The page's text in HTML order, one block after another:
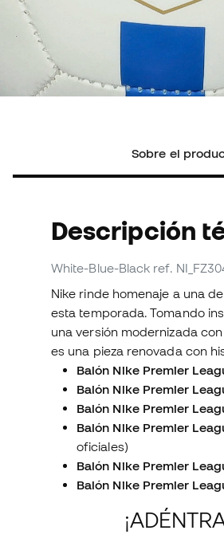
Sobre el
Descripción
White-Blue-Black ref.
Nike rinde homenaje a una
esta temporada. Tomando
una versión modernizada
es una pieza renovada con
Balón Nike Premier
Balón Nike Premier
Balón Nike Premier
Balón Nike Premier
oficiales)
Balón Nike Premier
Balón Nike Premier